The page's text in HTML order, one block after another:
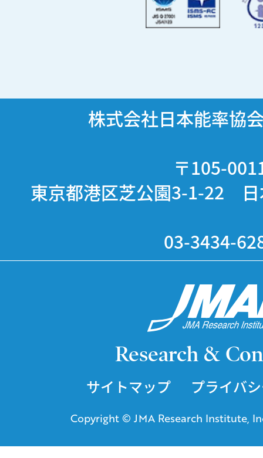
株式会社日本能率協
〒105-
東京都港区芝公園3-1-22 日
03-3434-
Research &
サイトマップ プライバ
Copyright © JMA Research Institute,